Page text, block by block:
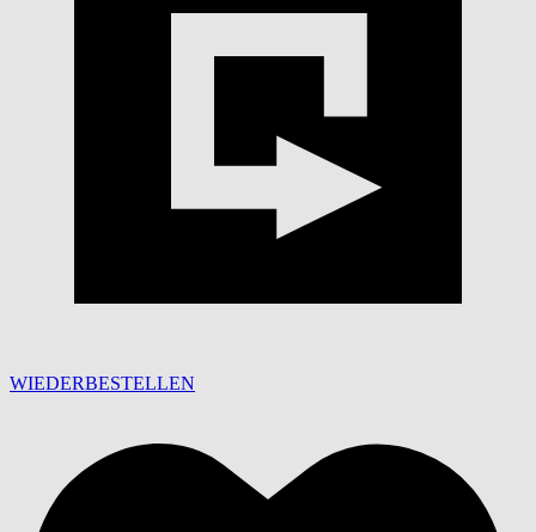
WIEDERBESTELLEN